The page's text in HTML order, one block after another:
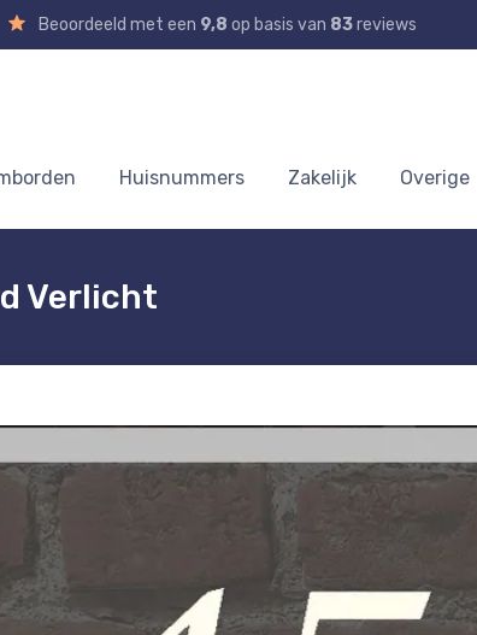
Beoordeeld met een 9,8 op basis van 83reviews
Huisnummers Zakelijk Overige
Verlicht